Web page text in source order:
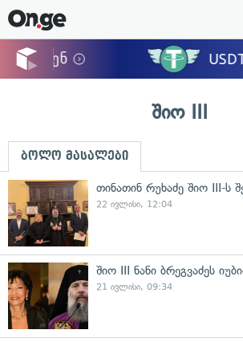
შიო III
ბოლო მასალები
თინათინ რუხაძე შიო III-ს
22 ივლისი, 12:04
შიო III ნანი ბრეგვაძეს
21 ივლისი, 09:34